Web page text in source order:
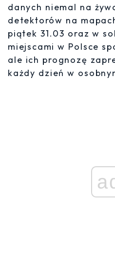
danych niemal na
detektorów na
piątek 31.03 oraz w
miejscami w Polsce
ale ich prognozę
każdy dzień w